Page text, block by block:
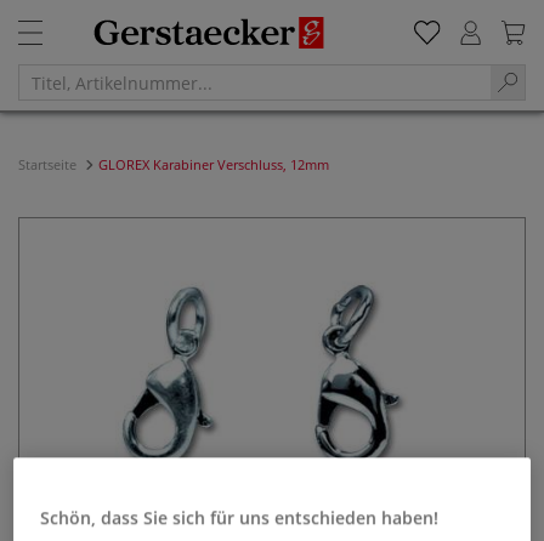
Startseite GLOREX Karabiner Verschluss, 12mm
Schön, dass Sie sich für uns entschieden haben!